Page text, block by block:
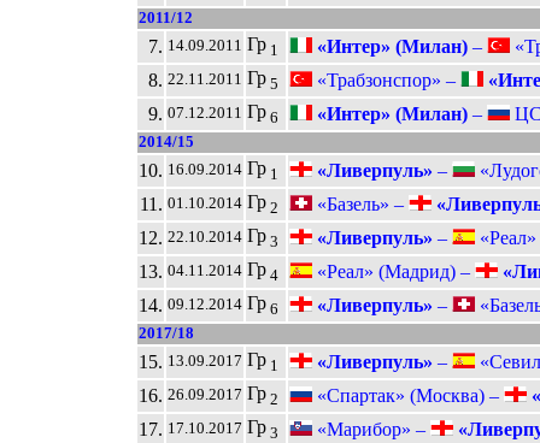
2011/12
7. 14.09.2011 Гр 1 «Интер» (Милан) –
8. 22.11.2011 Гр 5 «Трабзонспор» –
9. 07.12.2011 Гр 6 «Интер» (Милан) –
2014/15
10. 16.09.2014 Гр 1 «Ливерпуль» –
11. 01.10.2014 Гр 2 «Базель» –
12. 22.10.2014 Гр 3 «Ливерпуль» –
13. 04.11.2014 Гр 4 «Реал» (Мадрид) –
14. 09.12.2014 Гр 6 «Ливерпуль» –
2017/18
15. 13.09.2017 Гр 1 «Ливерпуль» –
16. 26.09.2017 Гр 2 «Спартак» (Москва) –
17. 17.10.2017 Гр 3 «Марибор» –